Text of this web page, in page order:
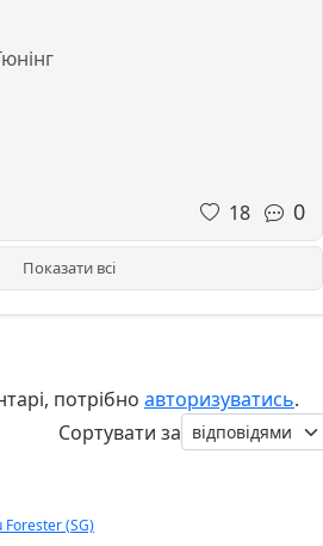
18 0
Показати всі
потрібно авторизуватись.
Сортувати за
Forester (SG)